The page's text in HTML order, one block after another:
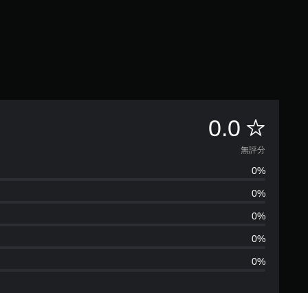
0.0 無
評
分
無評分
0%
0%
0%
0%
0%